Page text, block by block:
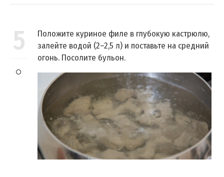
5
Положите куриное филе в глубокую кастрюлю,
залейте водой (2–2,5 л) и поставьте на средний
огонь. Посолите бульон.